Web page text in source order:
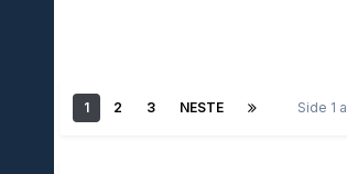
1 2 3 NESTE Side 1